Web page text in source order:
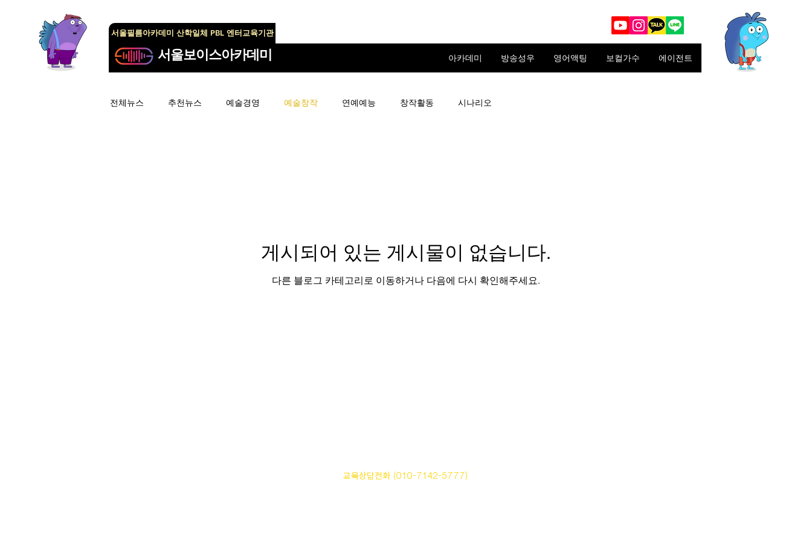
서울필름아카데미 산학일체 PBL 엔터교육기관
아카데미 방송성우 영어액팅 보컬가수 에이전트
서울보이스아카데미
전체뉴스 추천뉴스 예술경영 예술창작 연예예능 창작활동 시나리오
게시되어 있는 게시물이 없습니다.
다른 블로그 카테고리로 이동하거나 다음에 다시 확인해주세요.
교육상담전화 (010-7142-5777)